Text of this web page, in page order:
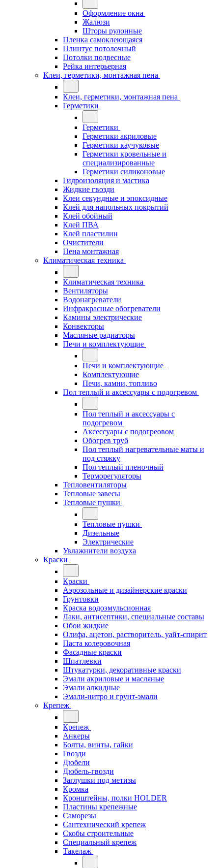
Оформление окна
Жалюзи
Шторы рулонные
Пленка самоклеющаяся
Плинтус потолочный
Потолки подвесные
Рейка интерьерная
Клеи, герметики, монтажная пена
Клеи, герметики, монтажная пена
Герметики
Герметики
Герметики акриловые
Герметики каучуковые
Герметики кровельные и
специализированные
Герметики силиконовые
Гидроизоляция и мастика
Жидкие гвозди
Клеи секундные и эпоксидные
Клей для напольных покрытий
Клей обойный
Клей ПВА
Клей пластилин
Очистители
Пена монтажная
Климатическая техника
Климатическая техника
Вентиляторы
Водонагреватели
Инфракрасные обогреватели
Камины электрические
Конвекторы
Масляные радиаторы
Печи и комплектующие
Печи и комплектующие
Комплектующие
Печи, камни, топливо
Пол теплый и аксессуары с подогревом
Пол теплый и аксессуары с
подогревом
Аксессуары с подогреовом
Обогрев труб
Пол теплый нагревательные маты и
под стяжку
Пол теплый пленочный
Терморегуляторы
Тепловентиляторы
Тепловые завесы
Тепловые пушки
Тепловые пушки
Дизельные
Электрические
Увлажнители воздуха
Краски
Краски
Аэрозольные и дизайнерские краски
Грунтовки
Краска водоэмульсионная
Лаки, антисептики, специальные составы
Обои жидкие
Олифа, ацетон, растворитель, уайт-спирит
Паста колеровочная
Фасадные краски
Шпатлевки
Штукатурки, декоративные краски
Эмали акриловые и масляные
Эмали алкидные
Эмали-нитро и грунт-эмали
Крепеж
Крепеж
Анкеры
Болты, винты, гайки
Гвозди
Дюбели
Дюбель-гвозди
Заглушки под метизы
Кромка
Кронштейны, полки НОLDER
Пластины крепежные
Саморезы
Сантехнический крепеж
Скобы строительные
Специальный крепеж
Такелаж